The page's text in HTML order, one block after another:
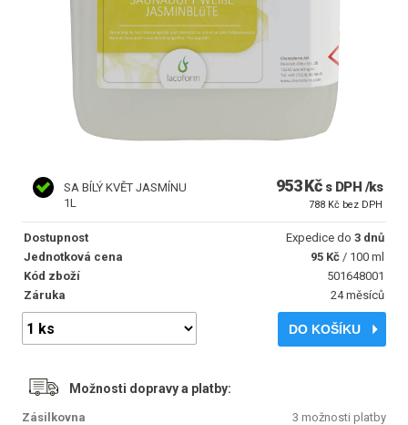
SA BÍLÝ KVĚT JASMÍNU
1L
953 Kč s DPH /ks
788 Kč bez DPH
Dostupnost Expedice do 3 dnů
Jednotková cena
95 Kč / 100 ml
Kód zboží
501648001
Záruka
24 měsíců
DO KOŠÍKU
Možnosti dopravy a platby:
Zásilkovna
3 možnosti platby